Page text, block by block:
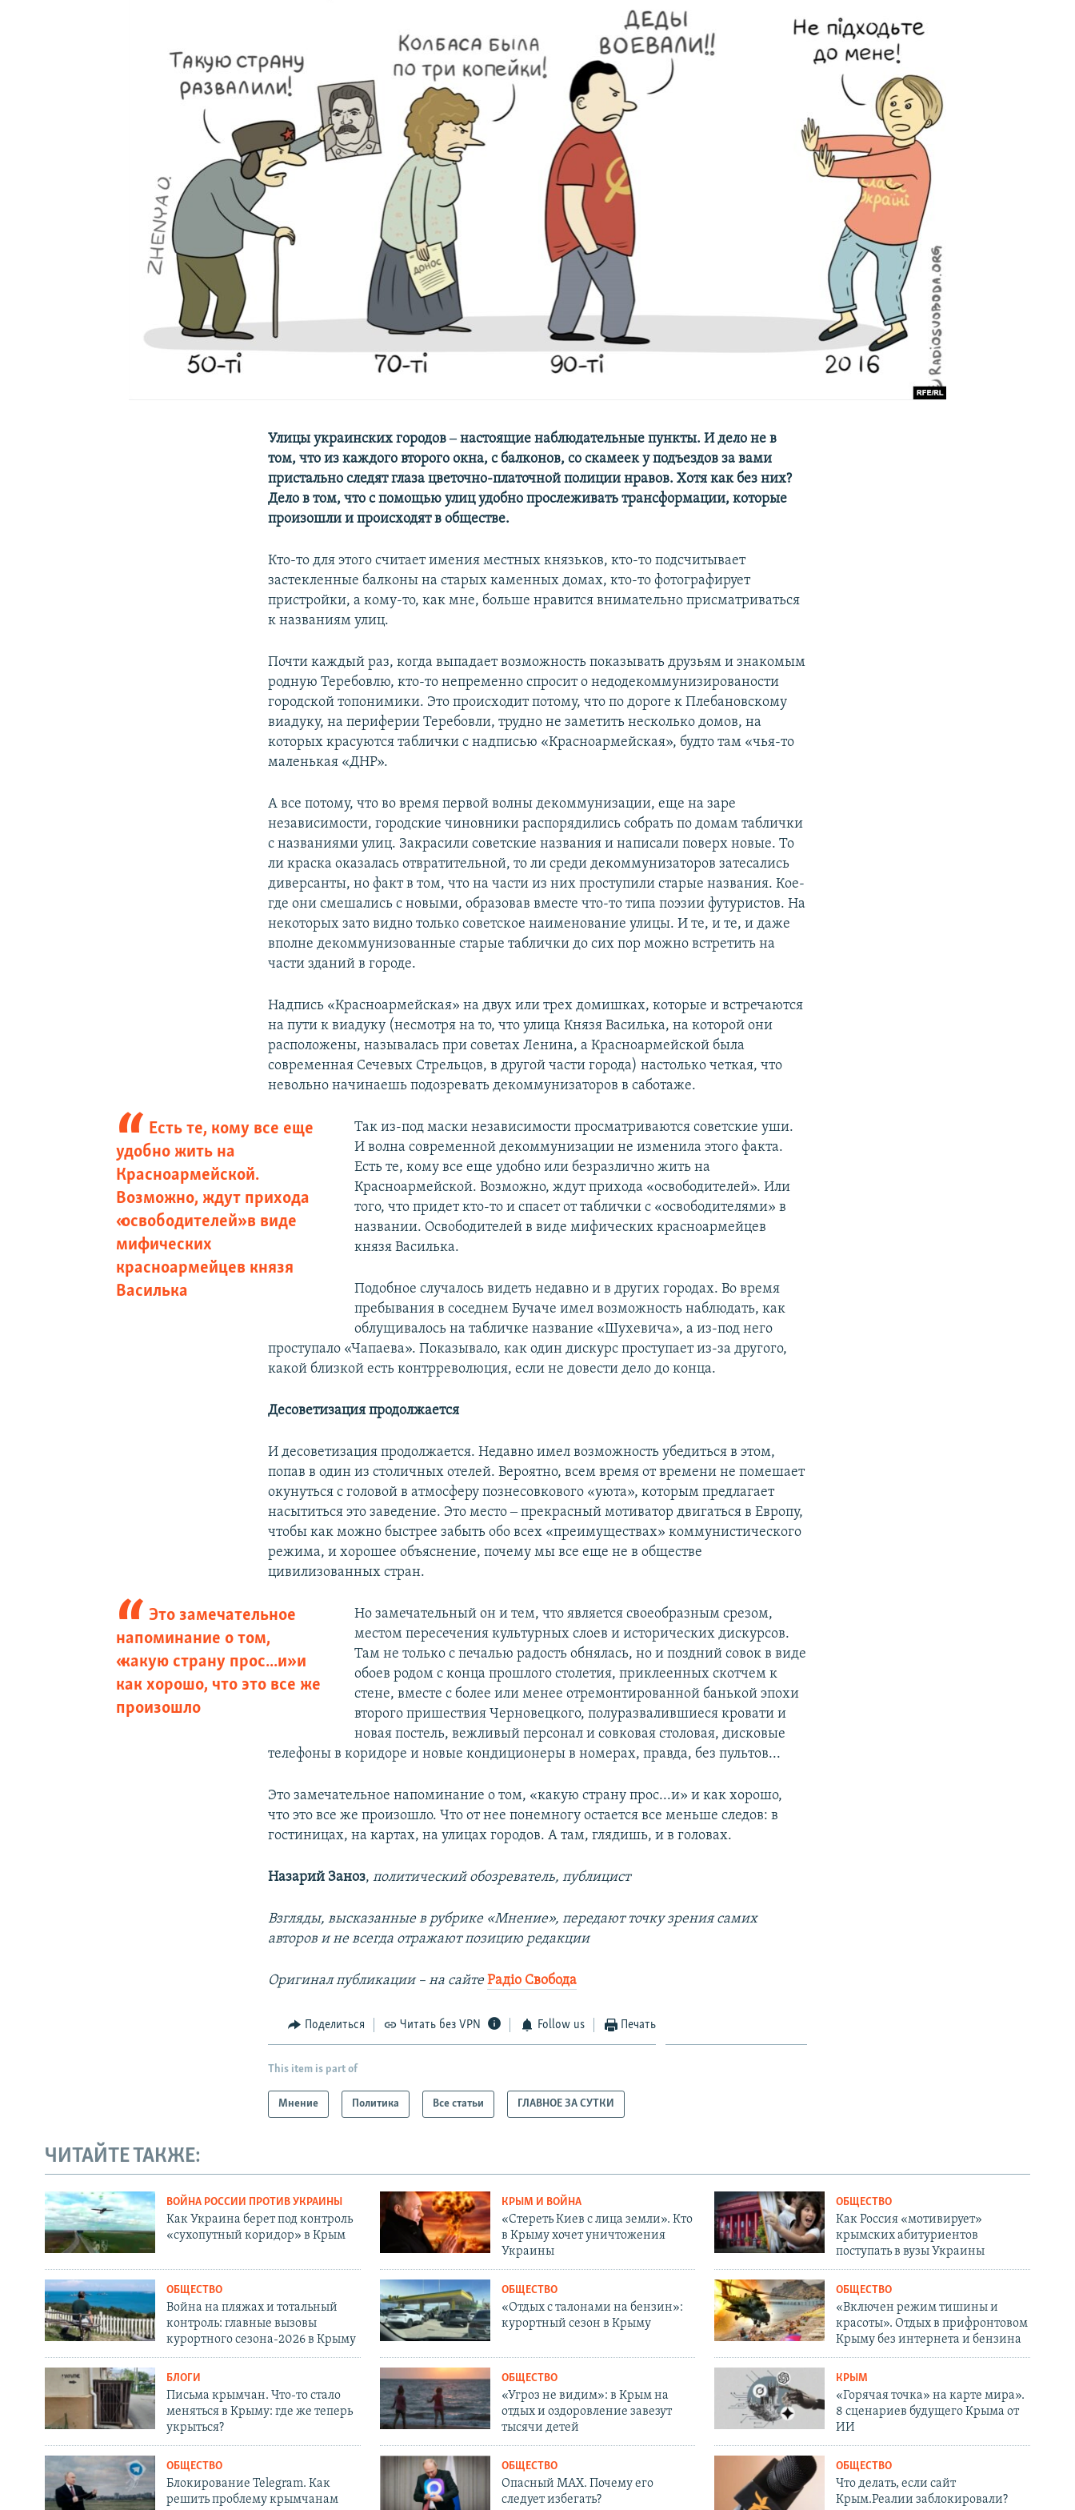
Улицы украинских городов ‒ настоящие наблюдательные пункты. И дело не в
том, что из каждого второго окна, с балконов, со скамеек у подъездов за вами
пристально следят глаза цветочно-платочной полиции нравов. Хотя как без них?
Дело в том, что с помощью улиц удобно прослеживать трансформации, которые
произошли и происходят в обществе.
Кто-то для этого считает имения местных князьков, кто-то подсчитывает
застекленные балконы на старых каменных домах, кто-то фотографирует
пристройки, а кому-то, как мне, больше нравится внимательно присматриваться
к названиям улиц.
Почти каждый раз, когда выпадает возможность показывать друзьям и знакомым
родную Теребовлю, кто-то непременно спросит о недодекоммунизированости
городской топонимики. Это происходит потому, что по дороге к Плебановскому
виадуку, на периферии Теребовли, трудно не заметить несколько домов, на
которых красуются таблички с надписью «Красноармейская», будто там «чья-то
маленькая «ДНР».
А все потому, что во время первой волны декоммунизации, еще на заре
независимости, городские чиновники распорядились собрать по домам таблички
с названиями улиц. Закрасили советские названия и написали поверх новые. То
ли краска оказалась отвратительной, то ли среди декоммунизаторов затесались
диверсанты, но факт в том, что на части из них проступили старые названия. Кое-
где они смешались с новыми, образовав вместе что-то типа поэзии футуристов. На
некоторых зато видно только советское наименование улицы. И те, и те, и даже
вполне декоммунизованные старые таблички до сих пор можно встретить на
части зданий в городе.
Надпись «Красноармейская» на двух или трех домишках, которые и встречаются
на пути к виадуку (несмотря на то, что улица Князя Василька, на которой они
расположены, называлась при советах Ленина, а Красноармейской была
современная Сечевых Стрельцов, в другой части города) настолько четкая, что
невольно начинаешь подозревать декоммунизаторов в саботаже.
Есть те, кому все еще
удобно жить на
Красноармейской.
Возможно, ждут прихода
«освободителей» в виде
мифических
красноармейцев князя
Василька
Так из-под маски независимости просматриваются советские уши.
И волна современной декоммунизации не изменила этого факта.
Есть те, кому все еще удобно или безразлично жить на
Красноармейской. Возможно, ждут прихода «освободителей». Или
того, что придет кто-то и спасет от таблички с «освободителями» в
названии. Освободителей в виде мифических красноармейцев
князя Василька.
Подобное случалось видеть недавно и в других городах. Во время
пребывания в соседнем Бучаче имел возможность наблюдать, как
облущивалось на табличке название «Шухевича», а из-под него
проступало «Чапаева». Показывало, как один дискурс проступает из-за другого,
какой близкой есть контрреволюция, если не довести дело до конца.
Десоветизация продолжается
И десоветизация продолжается. Недавно имел возможность убедиться в этом,
попав в один из столичных отелей. Вероятно, всем время от времени не помешает
окунуться с головой в атмосферу познесовкового «уюта», которым предлагает
насытиться это заведение. Это место ‒ прекрасный мотиватор двигаться в Европу,
чтобы как можно быстрее забыть обо всех «преимуществах» коммунистического
режима, и хорошее объяснение, почему мы все еще не в обществе
цивилизованных стран.
Это замечательное
напоминание о том,
«какую страну прос...и» и
как хорошо, что это все же
произошло
Но замечательный он и тем, что является своеобразным срезом,
местом пересечения культурных слоев и исторических дискурсов.
Там не только с печалью радость обнялась, но и поздний совок в виде
обоев родом с конца прошлого столетия, приклеенных скотчем к
стене, вместе с более или менее отремонтированной банькой эпохи
второго пришествия Черновецкого, полуразвалившиеся кровати и
новая постель, вежливый персонал и совковая столовая, дисковые
телефоны в коридоре и новые кондиционеры в номерах, правда, без пультов...
Это замечательное напоминание о том, «какую страну прос...и» и как хорошо,
что это все же произошло. Что от нее понемногу остается все меньше следов: в
гостиницах, на картах, на улицах городов. А там, глядишь, и в головах.
Назарий Заноз,политический обозреватель, публицист
Взгляды, высказанные в рубрике «Мнение», передают точку зрения самих
авторов и не всегда отражают позицию редакции
Оригинал публикации – на сайте Радіо Свобода
Поделиться Читать без VPN Follow us Печать
This item is part of
Мнение Политика Все статьи ГЛАВНОЕ ЗА СУТКИ
ЧИТАЙТЕ ТАКЖЕ:
ВОЙНА РОССИИ ПРОТИВ УКРАИНЫ
Как Украина берет под контроль
«сухопутный коридор» в Крым
КРЫМ И ВОЙНА
«Стереть Киев с лица земли». Кто
в Крыму хочет уничтожения
Украины
ОБЩЕСТВО
Как Россия «мотивирует»
крымских абитуриентов
поступать в вузы Украины
ОБЩЕСТВО
Война на пляжах и тотальный
контроль: главные вызовы
курортного сезона-2026 в Крыму
ОБЩЕСТВО
«Отдых с талонами на бензин»:
курортный сезон в Крыму
ОБЩЕСТВО
«Включен режим тишины и
красоты». Отдых в прифронтовом
Крыму без интернета и бензина
БЛОГИ
Письма крымчан. Что-то стало
меняться в Крыму: где же теперь
укрыться?
ОБЩЕСТВО
«Угроз не видим»: в Крым на
отдых и оздоровление завезут
тысячи детей
КРЫМ
«Горячая точка» на карте мира».
8 сценариев будущего Крыма от
ИИ
ОБЩЕСТВО
Блокирование Telegram. Как
решить проблему крымчанам
ОБЩЕСТВО
Опасный MAX. Почему его
следует избегать?
ОБЩЕСТВО
Что делать, если сайт
Крым.Реалии заблокировали?